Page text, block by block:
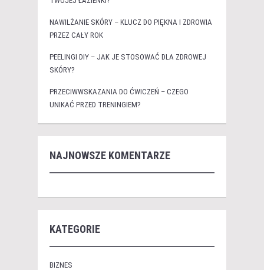
NAWILŻANIE SKÓRY – KLUCZ DO PIĘKNA I ZDROWIA
PRZEZ CAŁY ROK
PEELINGI DIY – JAK JE STOSOWAĆ DLA ZDROWEJ
SKÓRY?
PRZECIWWSKAZANIA DO ĆWICZEŃ – CZEGO
UNIKAĆ PRZED TRENINGIEM?
NAJNOWSZE KOMENTARZE
KATEGORIE
BIZNES